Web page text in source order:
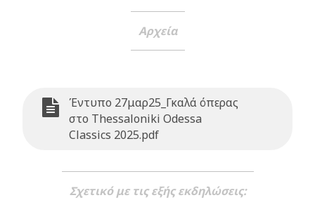
Αρχεία
Έντυπο 27μαρ25_Γκαλά όπερας
στο Thessaloniki Odessa
Classics 2025.pdf
Σχετικό με τις εξής εκδηλώσεις: